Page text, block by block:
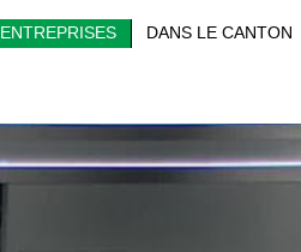
ENTREPRISES DANS LE CANTON